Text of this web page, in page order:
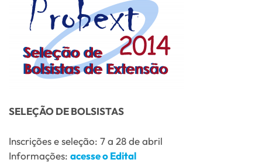
SELEÇÃO DE BOLSISTAS
Inscrições e seleção: 7 a 28 de abril
Informações: acesse o Edital